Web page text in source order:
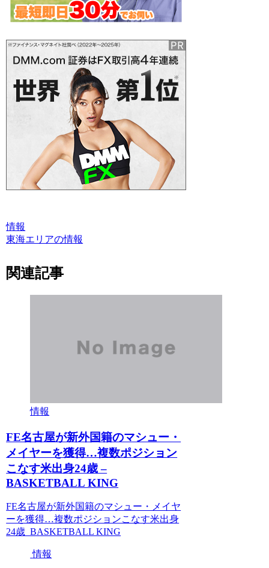
情報
東海エリアの情報
関連記事
情報
FE名古屋が新外国籍のマシュー・
メイヤーを獲得…複数ポジション
こなす米出身24歳 –
BASKETBALL KING
FE名古屋が新外国籍のマシュー・メイヤ
ーを獲得…複数ポジションこなす米出身
24歳 BASKETBALL KING
情報